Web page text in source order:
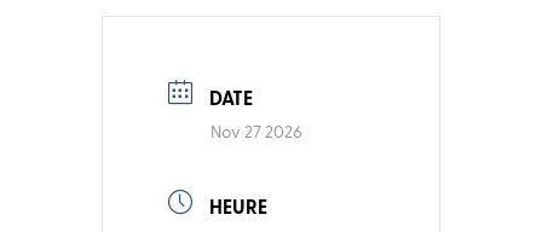
DATE
Nov 27 2026
HEURE